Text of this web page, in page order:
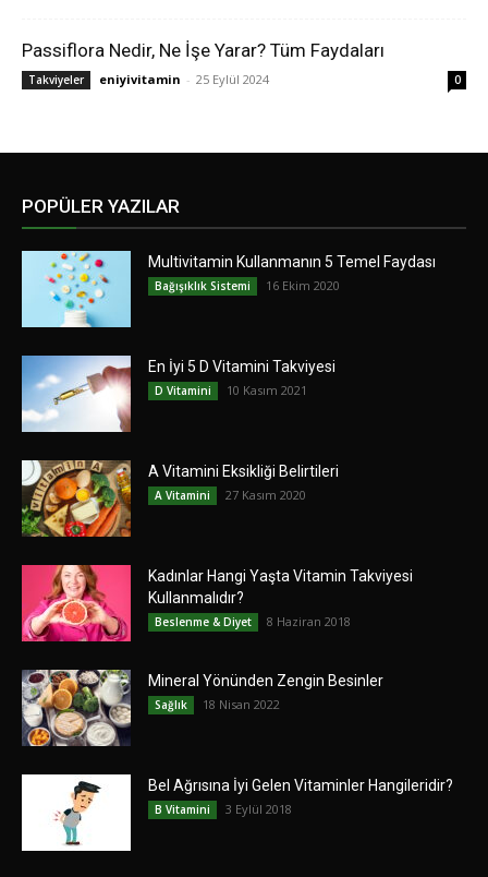
Passiflora Nedir, Ne İşe Yarar? Tüm Faydaları
Takviyeler eniyivitamin - 25 Eylül 2024 0
POPÜLER YAZILAR
Multivitamin Kullanmanın 5 Temel Faydası
Bağışıklık Sistemi 16 Ekim 2020
En İyi 5 D Vitamini Takviyesi
D Vitamini 10 Kasım 2021
A Vitamini Eksikliği Belirtileri
A Vitamini 27 Kasım 2020
Kadınlar Hangi Yaşta Vitamin Takviyesi
Kullanmalıdır?
Beslenme & Diyet 8 Haziran 2018
Mineral Yönünden Zengin Besinler
Sağlık 18 Nisan 2022
Bel Ağrısına İyi Gelen Vitaminler Hangileridir?
B Vitamini 3 Eylül 2018